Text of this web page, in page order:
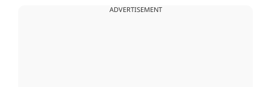
ADVERTISEMENT